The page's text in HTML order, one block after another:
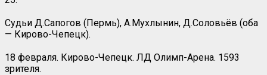
Судьи Д.Сапогов (Пермь), А.Мухлынин, Д.Соловьёв (оба
— Кирово-Чепецк).
18 февраля. Кирово-Чепецк. ЛД Олимп-Арена. 1593
зрителя.